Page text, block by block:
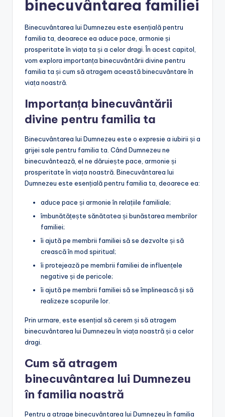
binecuvântarea familiei
Binecuvântarea lui Dumnezeu este esențială pentru
familia ta, deoarece ea aduce pace, armonie și
prosperitate în viața ta și a celor dragi. În acest capitol,
vom explora importanța binecuvântării divine pentru
familia ta și cum să atragem această binecuvântare în
viața noastră.
Importanța binecuvântării
divine pentru familia ta
Binecuvântarea lui Dumnezeu este o expresie a iubirii și a
grijei sale pentru familia ta. Când Dumnezeu ne
binecuvântează, el ne dăruiește pace, armonie și
prosperitate în viața noastră. Binecuvântarea lui
Dumnezeu este esențială pentru familia ta, deoarece ea:
aduce pace și armonie în relațiile familiale;
îmbunătățește sănătatea și bunăstarea membrilor
familiei;
îi ajută pe membrii familiei să se dezvolte și să
crească în mod spiritual;
îi protejează pe membrii familiei de influențele
negative și de pericole;
îi ajută pe membrii familiei să se împlinească și să
realizeze scopurile lor.
Prin urmare, este esențial să cerem și să atragem
binecuvântarea lui Dumnezeu în viața noastră și a celor
dragi.
Cum să atragem
binecuvântarea lui Dumnezeu
în familia noastră
Pentru a atrage binecuvântarea lui Dumnezeu în familia